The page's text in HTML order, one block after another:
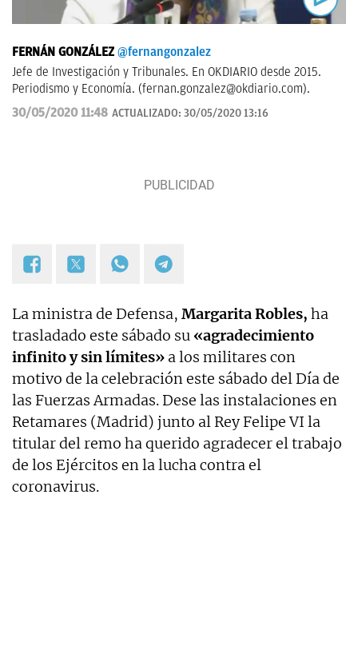
FERNÁN GONZÁLEZ @fernangonzalez
Jefe de Investigación y Tribunales. En OKDIARIO desde 2015.
Periodismo y Economía. (fernan.gonzalez@okdiario.com).
30/05/2020 11:48 ACTUALIZADO: 30/05/2020 13:16
La ministra de Defensa, Margarita Robles, ha
trasladado este sábado su «agradecimiento
infinito y sin límites» a los militares con
motivo de la celebración este sábado del Día de
las Fuerzas Armadas. Dese las instalaciones en
Retamares (Madrid) junto al Rey Felipe VI la
titular del remo ha querido agradecer el trabajo
de los Ejércitos en la lucha contra el
coronavirus.